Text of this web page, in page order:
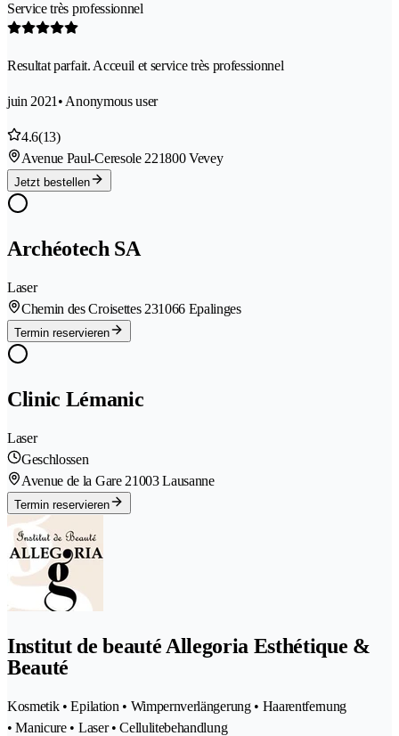
Service très professionnel
Resultat parfait. Acceuil et service très professionnel
juin 2021• Anonymous user
4.6(13)
Avenue Paul-Ceresole 221800 Vevey
Jetzt bestellen
Archéotech SA
Laser
Chemin des Croisettes 231066 Epalinges
Termin reservieren
Clinic Lémanic
Laser
Geschlossen
Avenue de la Gare 21003 Lausanne
Termin reservieren
Institut de beauté Allegoria Esthétique &
Beauté
Kosmetik • Epilation • Wimpernverlängerung • Haarentfernung
• Manicure • Laser • Cellulitebehandlung